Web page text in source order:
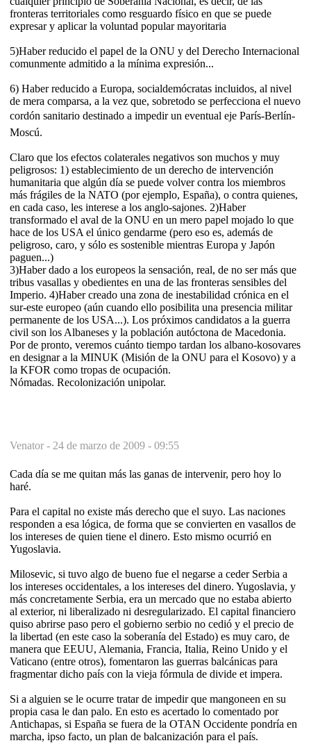
fronteras territoriales como resguardo físico en que se puede
expresar y aplicar la voluntad popular mayoritaria
5)Haber reducido el papel de la ONU y del Derecho Internacional
comunmente admitido a la mínima expresión...
6) Haber reducido a Europa, socialdemócratas incluidos, al nivel
de mera comparsa, a la vez que, sobretodo se perfecciona el nuevo
cordón sanitario destinado a impedir un eventual eje París-Berlín-
Moscú.
Claro que los efectos colaterales negativos son muchos y muy
peligrosos: 1) establecimiento de un derecho de intervención
humanitaria que algún día se puede volver contra los miembros
más frágiles de la NATO (por ejemplo, España), o contra quienes,
en cada caso, les interese a los anglo-sajones. 2)Haber
transformado el aval de la ONU en un mero papel mojado lo que
hace de los USA el único gendarme (pero eso es, además de
peligroso, caro, y sólo es sostenible mientras Europa y Japón
paguen...)
3)Haber dado a los europeos la sensación, real, de no ser más que
tribus vasallas y obedientes en una de las fronteras sensibles del
Imperio. 4)Haber creado una zona de inestabilidad crónica en el
sur-este europeo (aún cuando ello posibilita una presencia militar
permanente de los USA...). Los próximos candidatos a la guerra
civil son los Albaneses y la población autóctona de Macedonia.
Por de pronto, veremos cuánto tiempo tardan los albano-kosovares
en designar a la MINUK (Misión de la ONU para el Kosovo) y a
la KFOR como tropas de ocupación.
Nómadas. Recolonización unipolar.
Venator - 24 de marzo de 2009 - 09:55
Cada día se me quitan más las ganas de intervenir, pero hoy lo
haré.
Para el capital no existe más derecho que el suyo. Las naciones
responden a esa lógica, de forma que se convierten en vasallos de
los intereses de quien tiene el dinero. Esto mismo ocurrió en
Yugoslavia.
Milosevic, si tuvo algo de bueno fue el negarse a ceder Serbia a
los intereses occidentales, a los intereses del dinero. Yugoslavia, y
más concretamente Serbia, era un mercado que no estaba abierto
al exterior, ni liberalizado ni desregularizado. El capital financiero
quiso abrirse paso pero el gobierno serbio no cedió y el precio de
la libertad (en este caso la soberanía del Estado) es muy caro, de
manera que EEUU, Alemania, Francia, Italia, Reino Unido y el
Vaticano (entre otros), fomentaron las guerras balcánicas para
fragmentar dicho país con la vieja fórmula de divide et impera.
Si a alguien se le ocurre tratar de impedir que mangoneen en su
propia casa le dan palo. En esto es acertado lo comentado por
Antichapas, si España se fuera de la OTAN Occidente pondría en
marcha, ipso facto, un plan de balcanización para el país.